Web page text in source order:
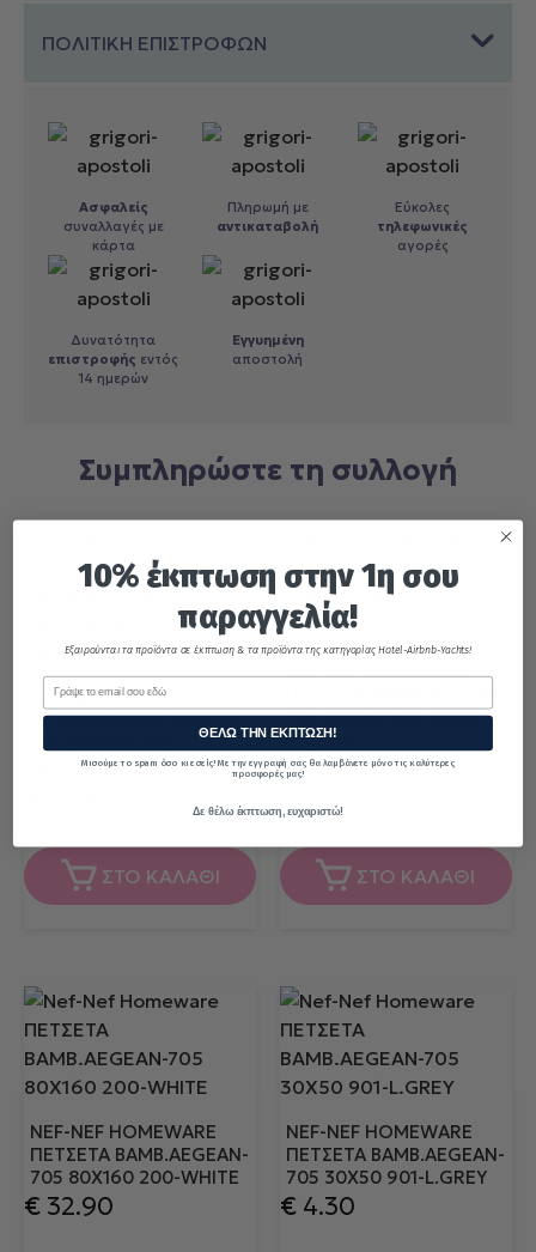
ΠΟΛΙΤΙΚΗ ΕΠΙΣΤΡΟΦΩΝ
Ασφαλείς
συναλλαγές με
κάρτα
Πληρωμή με
αντικαταβολή
Εύκολες
τηλεφωνικές
αγορές
Δυνατότητα
επιστροφής εντός
14 ημερών
Εγγυημένη
αποστολή
Συμπληρώστε τη συλλογή
NEF-NEF HOMEWARE
ΠΕΤΣΕΤΑ ΒΑΜΒ.AEGEAN-
705 50X100 902-
ANTHRACITE
ΣΤΟ ΚΑΛΑΘΙ
NEF-NEF HOMEWARE
705 30X50 663-APPLE
€4.30
ΣΤΟ ΚΑΛΑΘΙ
NEF-NEF HOMEWARE
ΠΕΤΣΕΤΑ ΒΑΜΒ.AEGEAN-
705 80X160 200-WHITE
€ 32.90
NEF-NEF HOMEWARE
ΠΕΤΣΕΤΑ ΒΑΜΒ.AEGEAN-
705 30X50 901-L.GREY
€4.30
10% έκπτωση στην 1η σου
παραγγελία!
Εξαιρούνται τα προϊόντα σε έκπτωση & τα προϊόντα της κατηγορίας Hotel-Airbnb-Yachts!
Email
ΘΕΛΩ ΤΗΝ ΕΚΠΤΩΣΗ!
Μισούμε το spam όσο κι εσείς! Με την εγγραφή σας θα λαμβάνετε μόνο τις καλύτερες
προσφορές μας!
Δε θέλω έκπτωση, ευχαριστώ!